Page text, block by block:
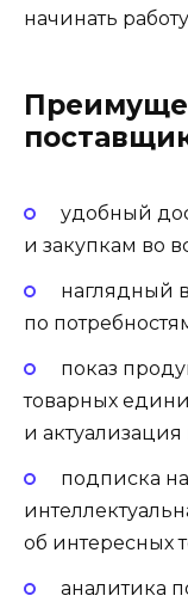
начинать
удобный
и закупкам во
наглядный
по
показ
товарных
и
подписка
об интересных
аналитика